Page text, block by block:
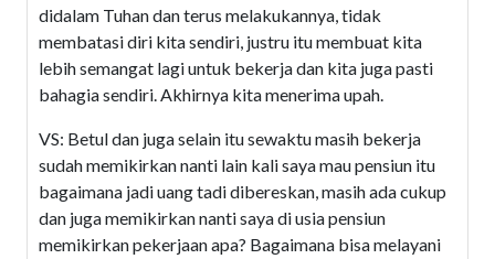
didalam Tuhan dan terus melakukannya, tidak
membatasi diri kita sendiri, justru itu membuat kita
lebih semangat lagi untuk bekerja dan kita juga pasti
bahagia sendiri. Akhirnya kita menerima upah.
VS: Betul dan juga selain itu sewaktu masih bekerja
sudah memikirkan nanti lain kali saya mau pensiun itu
bagaimana jadi uang tadi dibereskan, masih ada cukup
dan juga memikirkan nanti saya di usia pensiun
memikirkan pekerjaan apa? Bagaimana bisa melayani